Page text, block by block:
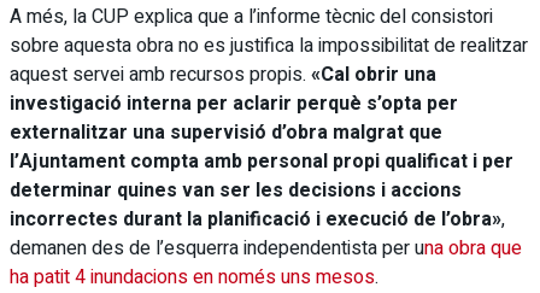
A més, la CUP explica que a l’informe tècnic del consistori
sobre aquesta obra no es justifica la impossibilitat de realitzar
aquest servei amb recursos propis. «Cal obrir una
investigació interna per aclarir perquè s’opta per
externalitzar una supervisió d’obra malgrat que
l’Ajuntament compta amb personal propi qualificat i per
determinar quines van ser les decisions i accions
incorrectes durant la planificació i execució de l’obra»,
demanen des de l’esquerra independentista per una obra que
ha patit 4 inundacions en només uns mesos.